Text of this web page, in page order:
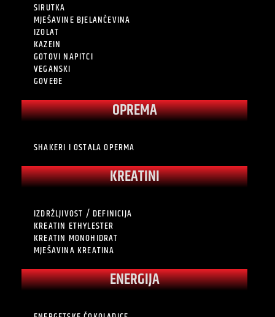
SIRUTKA
MJEŠAVINE BJELANČEVINA
IZOLAT
KAZEIN
GOTOVI NAPITCI
VEGANSKI
GOVEĐE
OPREMA
SHAKERI I OSTALA OPERMA
KREATINI
IZDRŽLJIVOST / DEFINICIJA
KREATIN ETHYLESTER
KREATIN MONOHIDRAT
MJEŠAVINA KREATINA
ENERGIJA